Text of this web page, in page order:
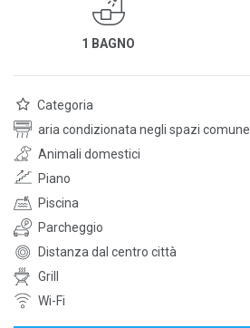
1 BAGNO
Categoria
aria condizionata negli spazi comune
Animali domestici
Piano
Piscina
Parcheggio
Distanza dal centro città
Grill
Wi-Fi